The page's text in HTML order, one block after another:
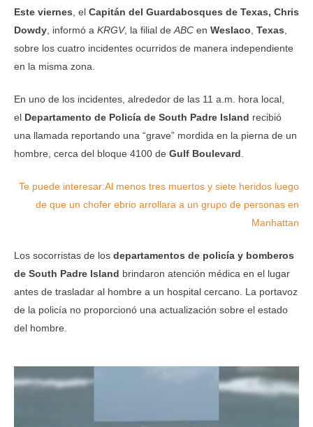
Este viernes , el Capitán del Guardabosques de Texas, Chris
Dowdy , informó a KRGV, la filial de ABC en Weslaco Texas
sobre los cuatro incidentes ocurridos de manera independiente
en la misma zona.
En uno de los incidentes, alrededor de las 11 a.m. hora local,
el Departamento de Policía de South Padre Island recibió
una llamada reportando una “grave” mordida en la pierna de un
hombre, cerca del bloque 4100 de Gulf Boulevard
Te puede interesar:Al menos tres muertos y siete heridos luego
de que un chofer ebrio arrollara a un grupo de personas en
Manhattan
Los socorristas de los departamentos de policía y bomberos
de South Padre Island brindaron atención médica en el lugar
antes de trasladar al hombre a un hospital cercano. La portavoz
de la policía no proporcionó una actualización sobre el estado
del hombre.